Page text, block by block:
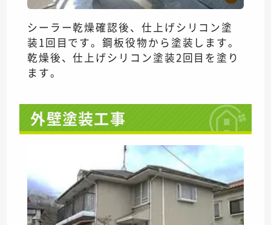
シーラー乾燥確認後、仕上げシリコン塗
装1回目です。鋼板役物から塗装します。
乾燥後、仕上げシリコン塗装2回目を塗り
ます。
外壁塗装工事